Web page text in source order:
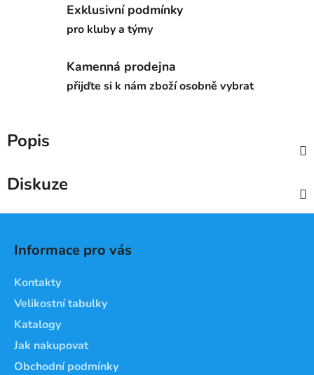
Exklusivní podmínky
pro kluby a týmy
Kamenná prodejna
přijďte si k nám zboží osobně vybrat
Popis
Diskuze
Informace pro vás
Kontakty
Velikostní tabulky
Katalogy
Jak nakupovat
Obchodní podmínky